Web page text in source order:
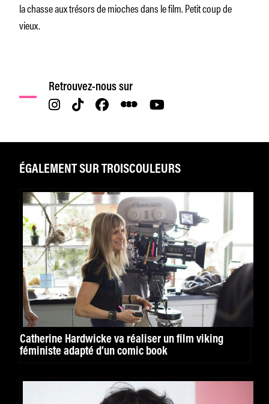
la chasse aux trésors de mioches dans le film. Petit coup de
vieux.
Retrouvez-nous sur
ÉGALEMENT SUR TROISCOULEURS
Catherine Hardwicke va réaliser un film viking
féministe adapté d’un comic book